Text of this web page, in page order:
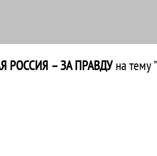
РОССИЯ – ЗА ПРАВДУна тему